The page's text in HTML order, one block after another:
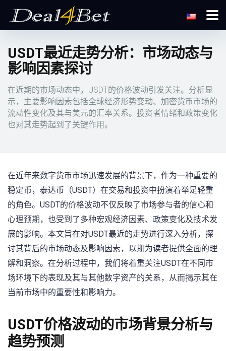
USDT最近走势分析：市场动态与
影响因素探讨
在近期的市场动态中，USDT的价格波动引发关注。分析显
示，主要影响因素包括全球经济形势变动、加密货币市场的
流动性变化及其与美元的汇率关系。投资者情绪和政策变化
也对其走势起到了关键作用。
在近年来数字货币市场迅速发展的背景下，作为一种重要的
稳定币，泰达币（USDT）在交易和投资中扮演着举足轻重
的角色。USDT的价格波动不仅反映了市场参与者的信心和
心理预期，也受到了多种宏观经济因素、政策变化及技术发
展的影响。本文旨在对USDT最近的走势进行深入分析，探
讨其背后的市场动态及影响因素，以期为读者提供全面的理
解和洞察。在分析过程中，我们将着重关注USDT在不同市
场环境下的表现及其与其他数字资产的关系，从而揭示其在
当前市场中的重要性和影响力。
USDT价格波动的市场背景分析与
趋势预测